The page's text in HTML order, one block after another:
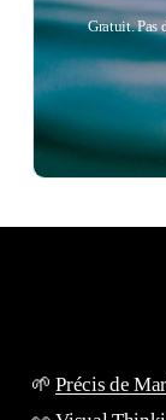
Gratuit. Pas
🌱Précis de